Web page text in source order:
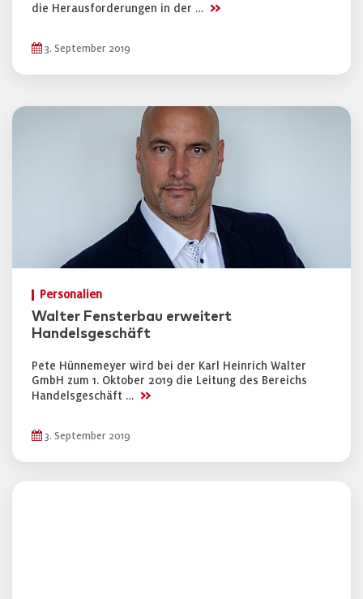
die Herausforderungen in der … >>
3. September 2019
Personalien
Walter Fensterbau erweitert
Handelsgeschäft
Pete Hünnemeyer wird bei der Karl Heinrich Walter
GmbH zum 1. Oktober 2019 die Leitung des Bereichs
Handelsgeschäft … >>
3. September 2019